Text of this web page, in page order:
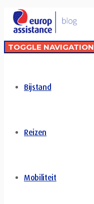
TOGGLE NAVIGATION
Bijstand
Reizen
Mobiliteit